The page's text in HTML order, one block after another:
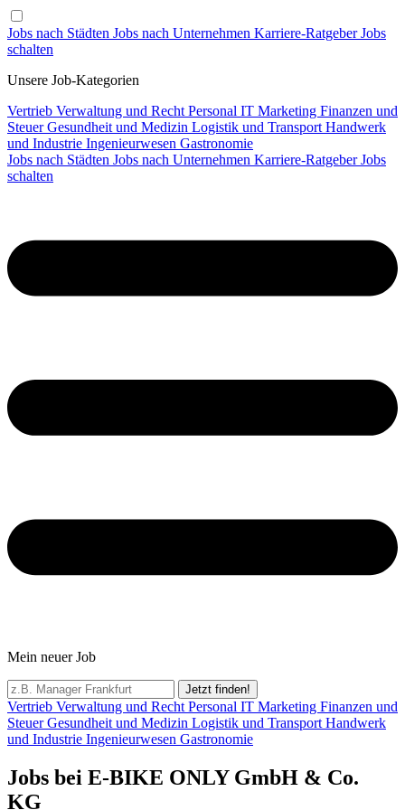
Jobs nach Städten Jobs nach Unternehmen Karriere-RatgeberJobs
schalten
Unsere Job-Kategorien
Vertrieb Verwaltung und Recht Personal IT Marketing Finanzen und
SteuerGesundheit und Medizin Logistik und Transport Handwerk
und Industrie Ingenieurwesen Gastronomie
Jobs nach Städten Jobs nach Unternehmen Karriere-RatgeberJobs
schalten
Mein neuer Job
Jetzt finden!
Vertrieb Verwaltung und Recht Personal IT Marketing Finanzen und
SteuerGesundheit und Medizin Logistik und Transport Handwerk
und Industrie Ingenieurwesen Gastronomie
Jobs bei E-BIKE ONLY GmbH & Co.
KG